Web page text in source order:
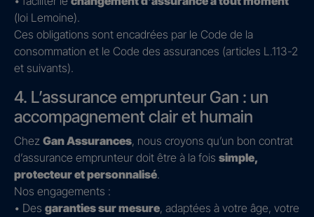
(loi Lemoine).
Ces obligations sont encadrées par le Code de la
consommation et le Code des assurances (articles L.113-2
et suivants).
4. L’assurance emprunteur Gan : un
accompagnement clair et humain
Chez Gan Assurances, nous croyons qu’un bon contrat
d’assurance emprunteur doit être à la fois simple,
protecteur et personnalisé.
Nos engagements :
• Des garanties sur mesure, adaptées à votre âge, votre